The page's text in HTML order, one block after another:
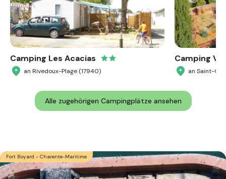
Camping Les Acacias
an Rivedoux-Plage (17940)
Camping
an Saint-
Alle zugehörigen Campingplätze ansehen
Fort Boyard - Charente-Maritime